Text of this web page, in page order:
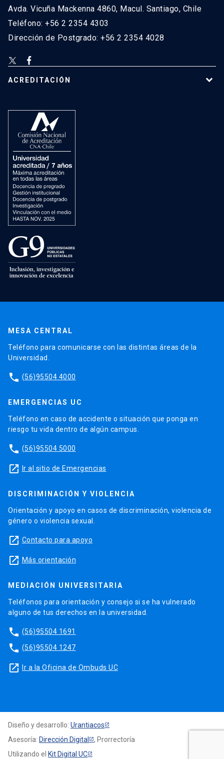
Avda. Vicuña Mackenna 4860, Macul. Santiago, Chile
Teléfono: +56 2 2354 4303
Dirección de Postgrado: +56 2 2354 4028
ACREDITACIÓN
MESA CENTRAL
Teléfono para comunicarse con las distintas áreas de la
Universidad.
phone (56)95504 4000
EMERGENCIAS UC
Teléfono en caso de accidente o situación que ponga en
riesgo tu vida dentro de algún campus.
phone (56)95504 5000
launch Ir al sitio de Emergencias
DISCRIMINACIÓN Y VIOLENCIA
Orientación y apoyo en casos de discriminación, violencia de
género o violencia sexual.
launch Contacto para apoyo
launch Más orientación
MEDIACIÓN UNIVERSITARIA
Teléfonos para orientación y consejo si se ha vulnerado
alguno de tus derechos en la universidad.
phone (56)95504 1691
phone (56)95504 1247
launch Ir a la Oficina de Ombuds UC
Diseño y desarrollo: Urantiacos
Asesoría: Dirección Digital
, Prorrectoría
Utilizando el Kit Digital UC